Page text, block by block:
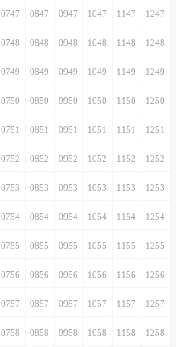
0747 0847 0947 1047 1147 1247
0748 0848 0948 1048 1148 1248
0749 0849 0949 1049 1149 1249
0750 0850 0950 1050 1150 1250
0751 0851 0951 1051 1151 1251
0752 0852 0952 1052 1152 1252
0753 0853 0953 1053 1153 1253
0754 0854 0954 1054 1154 1254
0755 0855 0955 1055 1155 1255
0756 0856 0956 1056 1156 1256
0757 0857 0957 1057 1157 1257
0758 0858 0958 1058 1158 1258